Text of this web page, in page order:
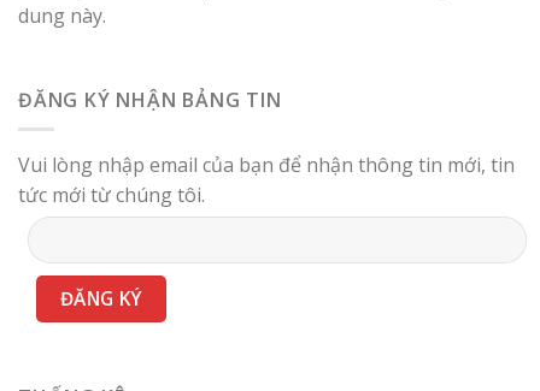
dung này.
ĐĂNG KÝ NHẬN BẢNG TIN
Vui lòng nhập email của bạn để nhận thông tin mới, tin
tức mới từ chúng tôi.